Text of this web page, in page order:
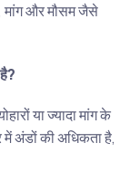
मांग और मौसम जैसे
या ज्यादा मांग के
अंडों की अधिकता है,